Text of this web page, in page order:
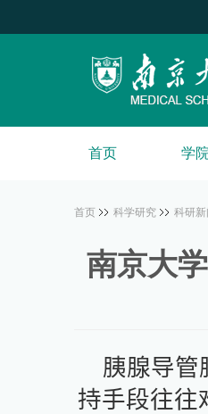
首页 学
首页 科学研究 科研新
南京大
胰腺导管
持手段往往